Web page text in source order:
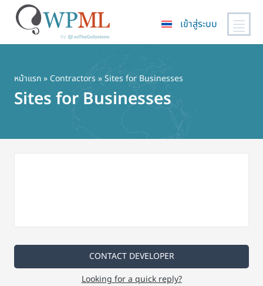
เนื้อหา
หลัก
เข้าสู่ระบบ
หน้าแรก» Contractors » Sites for Businesses
Sites for Businesses
CONTACT DEVELOPER
Looking for a quick reply?